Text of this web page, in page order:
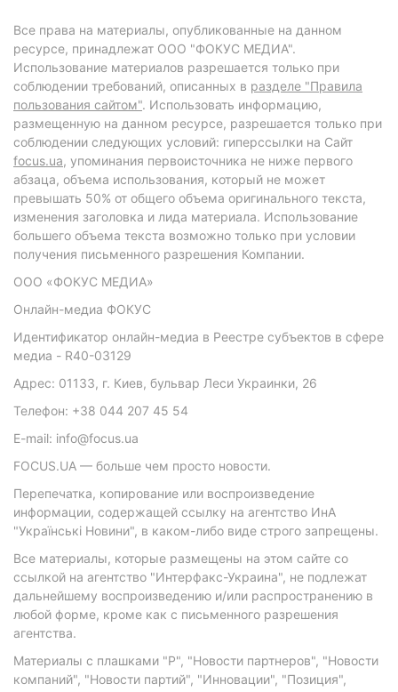
Все права на материалы, опубликованные на данном
ресурсе, принадлежат ООО "ФОКУС МЕДИА".
Использование материалов разрешается только при
соблюдении требований, описанных в разделе "Правила
пользования сайтом". Использовать информацию,
размещенную на данном ресурсе, разрешается только при
соблюдении следующих условий: гиперссылки на Сайт
focus.ua, упоминания первоисточника не ниже первого
абзаца, объема использования, который не может
превышать 50% от общего объема оригинального текста,
изменения заголовка и лида материала. Использование
большего объема текста возможно только при условии
получения письменного разрешения Компании.
ООО «ФОКУС МЕДИА»
Онлайн-медиа ФОКУС
Идентификатор онлайн-медиа в Реестре субъектов в сфере
медиа - R40-03129
Адрес: 01133, г. Киев, бульвар Леси Украинки, 26
Телефон: +38 044 207 45 54
E-mail: info@focus.ua
FOCUS.UA — больше чем просто новости.
Перепечатка, копирование или воспроизведение
информации, содержащей ссылку на агентство ИнА
"Українські Новини", в каком-либо виде строго запрещены.
Все материалы, которые размещены на этом сайте со
ссылкой на агентство "Интерфакс-Украина", не подлежат
дальнейшему воспроизведению и/или распространению в
любой форме, кроме как с письменного разрешения
агентства.
Материалы с плашками "Р", "Новости партнеров", "Новости
компаний", "Новости партий", "Инновации", "Позиция",